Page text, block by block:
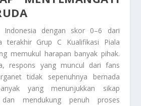
Indonesia dengan skor 0–6 dari
terakhir Grup C Kualifikasi Piala
memukul harapan banyak pihak.
respons yang muncul dari fans
tidak sepenuhnya bernada
yang menunjukkan sikap
mendukung penuh proses